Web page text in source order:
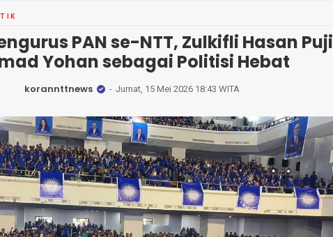
PAN se-NTT, Zulkifli Hasan Puji
Yohan sebagai Politisi Hebat
korannttnews Jumat, 15 Mei 2026 18:43 WITA